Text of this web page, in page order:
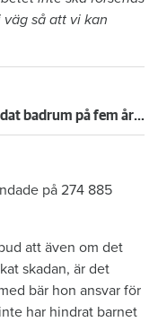
så att vi kan
Anmälde inte vattenskadat badrum på fem år – krävs på 125 000 kronor
på 274 885
att även om det
skadan, är det
bär hon ansvar för
har hindrat barnet